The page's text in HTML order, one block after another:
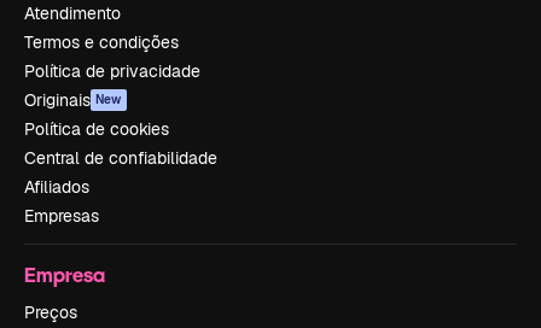
Atendimento
Termos e condições
Política de privacidade
Originais New
Política de cookies
Central de confiabilidade
Afiliados
Empresas
Empresa
Preços